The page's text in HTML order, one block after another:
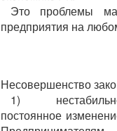
Это проблемы
предприятия на
Несовершенство
1)
постоянное